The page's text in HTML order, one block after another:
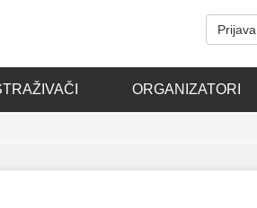
Prijava
ORGANIZATORI